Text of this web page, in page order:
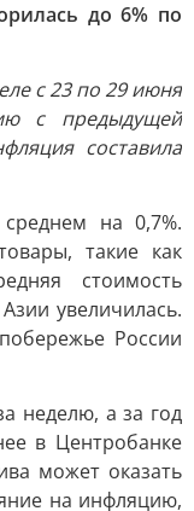
до 6% по
с 23 по 29 июня
с предыдущей
составила
на 0,7%.
такие как
стоимость
увеличилась.
России
неделю, а за год
в Центробанке
может оказать
на инфляцию,